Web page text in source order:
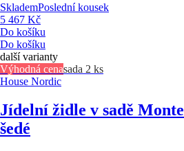
SklademPoslední kousek
5 467 Kč
Do košíku
Do košíku
další varianty
Výhodná cenasada 2 ks
House Nordic
Jídelní židle v sadě Monte
šedé